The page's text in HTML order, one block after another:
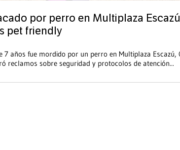
por perro en Multiplaza
pet friendly
7 años fue mordido por un perro en Multiplaza Escazú,
reclamos sobre seguridad y protocolos de atención...